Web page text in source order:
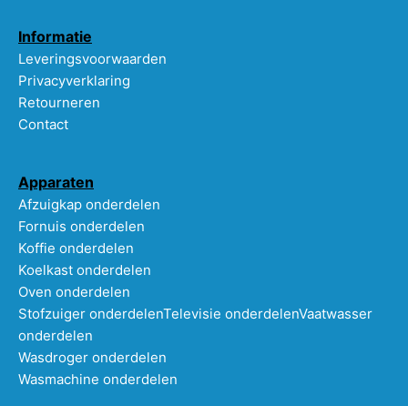
Informatie
Leveringsvoorwaarden
Privacyverklaring
Retourneren
Contact
Apparaten
Afzuigkap onderdelen
Fornuis onderdelen
Koffie onderdelen
Koelkast onderdelen
Oven onderdelen
Stofzuiger onderdelenTelevisie onderdelenVaatwasser
onderdelen
Wasdroger onderdelen
Wasmachine onderdelen